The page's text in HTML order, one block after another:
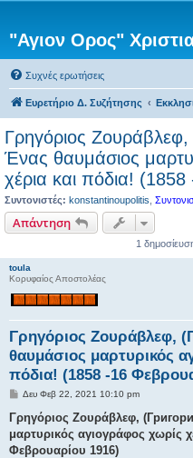
"Αγιον Ορος"
Συχνές ερωτήσεις
Ευρετήριο Δ. Συζήτησης
Γρηγόριος
Ένας θαυμάσιος
χέρια και πόδια!
Συντονιστές: konstantinoupolitis
Απάντηση
1
toula
Κορυφαίος Αποστολέας
Γρηγόριος Ζουράβλεφ,
θαυμάσιος μαρτυρικός
πόδια! (1858 -16
Δ
μ
σ
ί
Δευ Φεβ 22, 2021 10:10 pm
Γρηγόριος Ζουράβλεφ,
μαρτυρικός αγιογράφος χωρίς
Φεβρουαρίου 1916)